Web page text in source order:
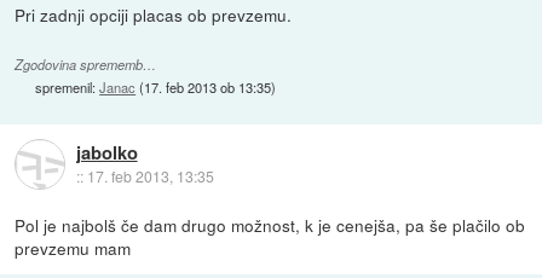
Pri zadnji opciji placas ob prevzemu.
Zgodovina sprememb…
spremenil:Janac (17. feb 2013 ob 13:35)
jabolko
:: 17. feb 2013, 13:35
Pol je najbolš če dam drugo možnost, k je cenejša, pa še plačilo ob
prevzemu mam